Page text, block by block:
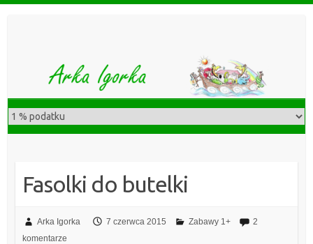
Fasolki do butelki
Arka Igorka 7 czerwca 2015 Zabawy 1+
2
komentarze